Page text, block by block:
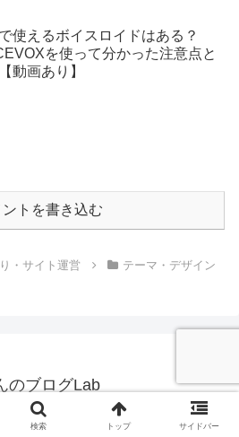
使えるボイスロイドはある？
を使って分かった注意点と
動画あり】
ントを書き込む
・サイト運営 テーマ・デザイン
のブログLab
りんのブログLab.
検索 トップ サイドバー